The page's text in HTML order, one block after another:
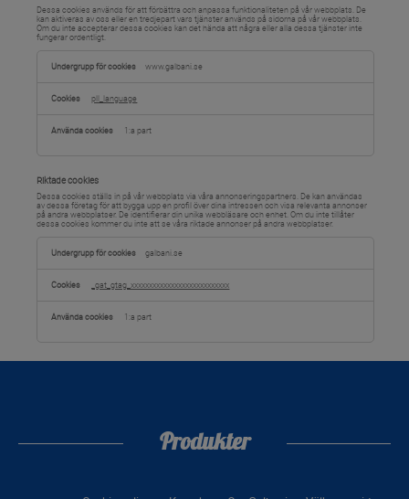
Dessa cookies används för att förbättra och anpassa funktionaliteten på vår webbplats. De
kan aktiveras av oss eller en tredjepart vars tjänster används på sidorna på vår webbplats.
Om du inte accepterar dessa cookies kan det hända att några eller alla dessa tjänster inte
fungerar ordentligt.
www.galbani.se
pll_language
1:a part
Riktade cookies
Dessa cookies ställs in på vår webbplats via våra annonseringspartners. De kan användas
av dessa företag för att bygga upp en profil över dina intressen och visa relevanta annonser
på andra webbplatser. De identifierar din unika webbläsare och enhet. Om du inte tillåter
dessa cookies kommer du inte att se våra riktade annonser på andra webbplatser.
cookies
galbani.se
_gat_gtag_xxxxxxxxxxxxxxxxxxxxxxxxxxx
1:a part
Produkter